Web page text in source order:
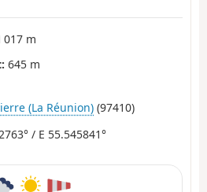
017 m
645 m
(La Réunion) (97410)
/ E 55.545841°